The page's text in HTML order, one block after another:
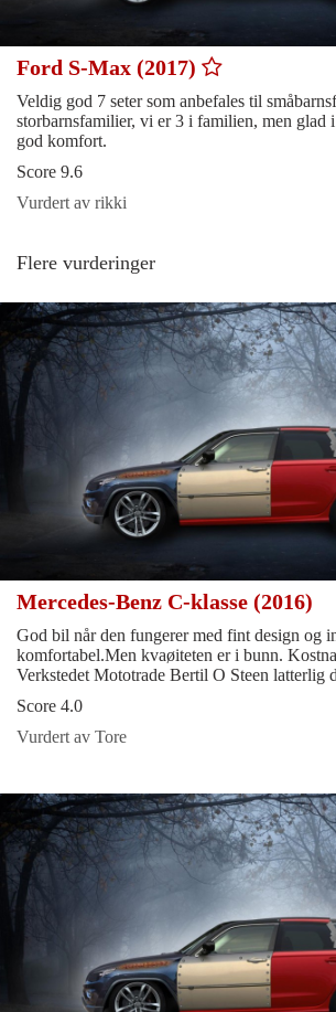
Ford S-Max (2017)
Veldig god 7 seter som anbefales til
storbarnsfamilier, vi er 3 i familien, men glad
god komfort.
Score 9.6
Vurdert av rikki
Flere vurderinger
Mercedes-Benz C-klasse (2016)
God bil når den fungerer med fint design og
komfortabel.Men kvaøiteten er i bunn.
Verkstedet Mototrade Bertil O Steen latterlig
Score 4.0
Vurdert av Tore